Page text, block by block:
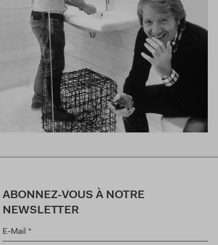
ABONNEZ-VOUS À NOTRE
NEWSLETTER